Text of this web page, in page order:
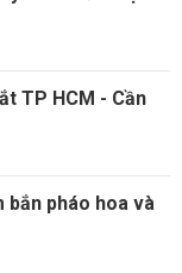
TP HCM - Cần
bắn pháo hoa và